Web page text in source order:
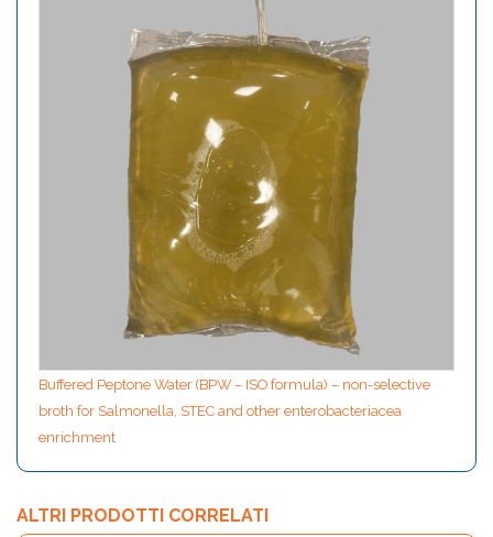
Buffered Peptone Water (BPW – ISO formula) – non-selective
broth for Salmonella, STEC and other enterobacteriacea
enrichment
ALTRI PRODOTTI CORRELATI